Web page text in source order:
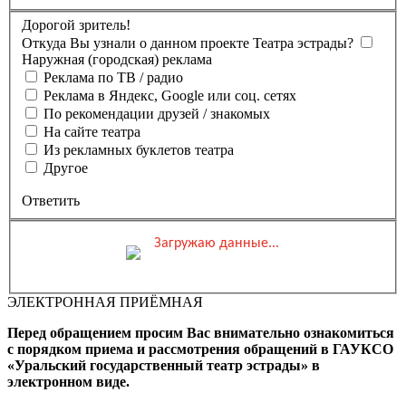
Дорогой зритель!
Откуда Вы узнали о данном проекте Театра эстрады?
Наружная (городская) реклама
Реклама по ТВ / радио
Реклама в Яндекс, Google или соц. сетях
По рекомендации друзей / знакомых
На сайте театра
Из рекламных буклетов театра
Другое
Ответить
Загружаю данные...
Вы бронируете места наМероприятие состоитсяЗал
Промокод
Применить
Фамилия, Имя (Отчество
ЭЛЕКТРОННАЯ ПРИЁМНАЯ
Перед обращением просим Вас внимательно ознакомиться
с порядком приема и рассмотрения обращений в ГАУКСО
«Уральский государственный театр эстрады» в
электронном виде.